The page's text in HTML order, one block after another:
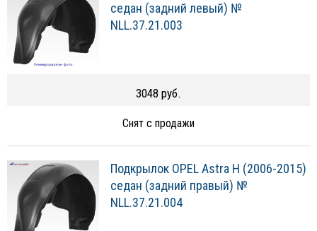
седан (задний левый) №
NLL.37.21.003
3048 руб.
Снят с продажи
Подкрылок OPEL Astra H (2006-2015)
седан (задний правый) №
NLL.37.21.004